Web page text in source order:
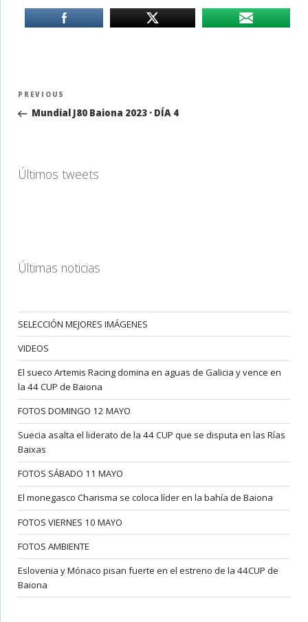
Navegación
entradas
Previous
Post
PREVIOUS
Mundial J80 Baiona 2023 · DÍA 4
Últimos tweets
Últimas noticias
SELECCIÓN MEJORES IMÁGENES
VIDEOS
El sueco Artemis Racing domina en aguas de Galicia y vence en
la 44 CUP de Baiona
FOTOS DOMINGO 12 MAYO
Suecia asalta el liderato de la 44 CUP que se disputa en las Rías
Baixas
FOTOS SÁBADO 11 MAYO
El monegasco Charisma se coloca líder en la bahía de Baiona
FOTOS VIERNES 10 MAYO
FOTOS AMBIENTE
Eslovenia y Mónaco pisan fuerte en el estreno de la 44CUP de
Baiona